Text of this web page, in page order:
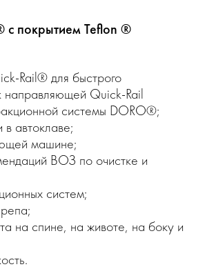
с покрытием Teflon ®
Rail® для быстрого
направляющей Quick-Rail
системы DORO®;
автоклаве;
машине;
ВОЗ по очистке и
систем;
на спине, на животе, на боку и